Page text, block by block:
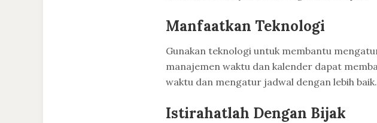
Manfaatkan Teknologi
Gunakan teknologi untuk membantu
manajemen waktu dan kalender dapat
waktu dan mengatur jadwal dengan lebih baik.
Istirahatlah Dengan Bijak